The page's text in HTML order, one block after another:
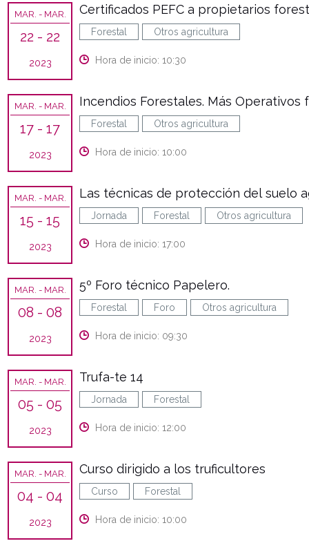
MAR. - MAR.
22 - 22
2023
Certificados PEFC a propietarios
Forestal Otros agricultura
Hora de inicio: 10:30
MAR. - MAR.
17 - 17
2023
Incendios Forestales. Más
Forestal Otros agricultura
Hora de inicio: 10:00
MAR. - MAR.
15 - 15
2023
Las técnicas de protección del suelo
Jornada Forestal Otros agricultura
Hora de inicio: 17:00
MAR. - MAR.
08 - 08
2023
5º Foro técnico Papelero.
Forestal Foro Otros agricultura
Hora de inicio: 09:30
MAR. - MAR.
05 - 05
2023
Trufa-te 14
Jornada Forestal
Hora de inicio: 12:00
MAR. - MAR.
04 - 04
2023
Curso dirigido a los truficultores
Curso Forestal
Hora de inicio: 10:00